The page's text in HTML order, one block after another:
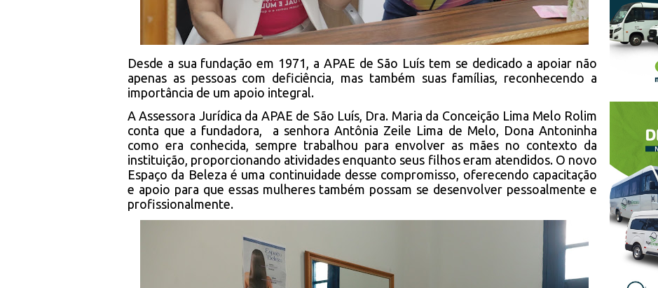
Desde a sua fundação em 1971, a APAE de São Luís tem se dedicado a apoiar não
apenas as pessoas com deficiência, mas também suas famílias, reconhecendo a
importância de um apoio integral.
A Assessora Jurídica da APAE de São Luís, Dra. Maria da Conceição Lima Melo Rolim
conta que a fundadora, a senhora Antônia Zeile Lima de Melo, Dona Antoninha
como era conhecida, sempre trabalhou para envolver as mães no contexto da
instituição, proporcionando atividades enquanto seus filhos eram atendidos. O novo
Espaço da Beleza é uma continuidade desse compromisso, oferecendo capacitação
e apoio para que essas mulheres também possam se desenvolver pessoalmente e
profissionalmente.